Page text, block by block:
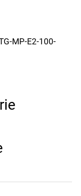
MP-E2-100-